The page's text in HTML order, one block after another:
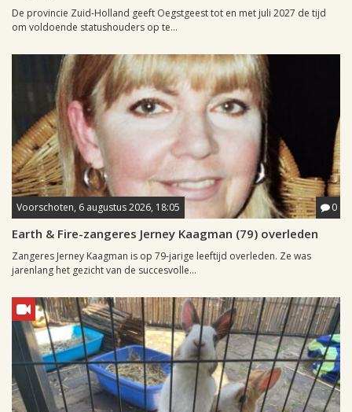
De provincie Zuid-Holland geeft Oegstgeest tot en met juli 2027 de tijd
om voldoende statushouders op te...
Voorschoten, 6 augustus 2026, 18:05 0
Earth & Fire-zangeres Jerney Kaagman (79) overleden
Zangeres Jerney Kaagman is op 79-jarige leeftijd overleden. Ze was
jarenlang het gezicht van de succesvolle...